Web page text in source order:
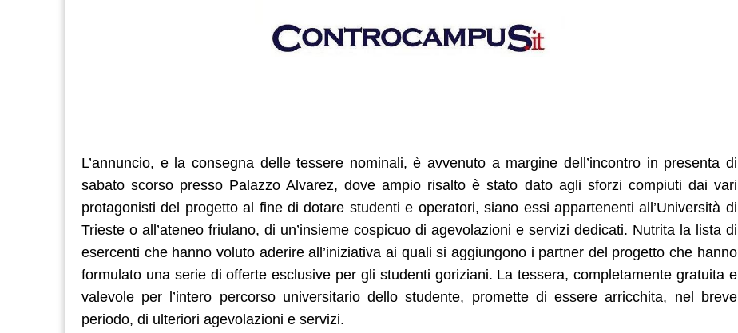
L’annuncio, e la consegna delle tessere nominali, è avvenuto a margine dell’incontro in presenta di
sabato scorso presso Palazzo Alvarez, dove ampio risalto è stato dato agli sforzi compiuti dai vari
protagonisti del progetto al fine di dotare studenti e operatori, siano essi appartenenti all’Università di
Trieste o all’ateneo friulano, di un’insieme cospicuo di agevolazioni e servizi dedicati. Nutrita la lista di
esercenti che hanno voluto aderire all’iniziativa ai quali si aggiungono i partner del progetto che hanno
formulato una serie di offerte esclusive per gli studenti goriziani. La tessera, completamente gratuita e
valevole per l’intero percorso universitario dello studente, promette di essere arricchita, nel breve
periodo, di ulteriori agevolazioni e servizi.